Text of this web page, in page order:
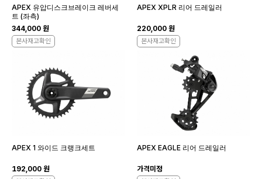
APEX 유압디스크브레이크 레버세
트 (좌측)
344,000 원
본사재고확인
APEX XPLR 리어 드레일러
220,000 원
본사재고확인
APEX 1 와이드 크랭크세트
192,000 원
APEX EAGLE 리어 드레일러
가격미정